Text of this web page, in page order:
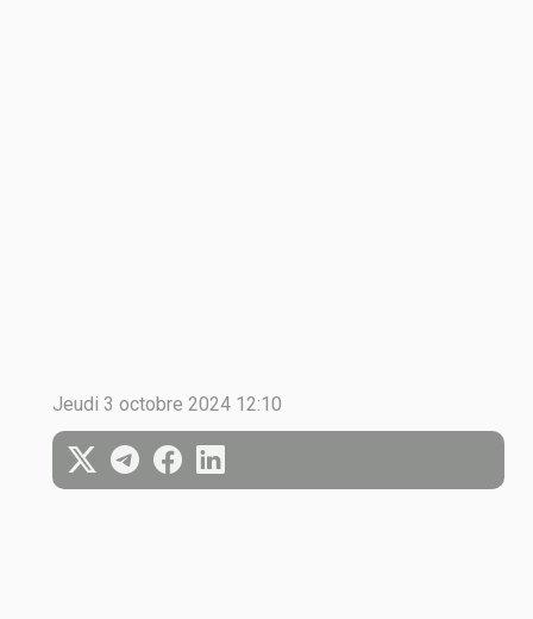
Jeudi 3 octobre 2024 12:10